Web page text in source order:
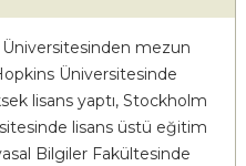
Üniversitesinden mezun
Üniversitesinde
lisans yaptı, Stockholm
lisans üstü eğitim
Bilgiler Fakültesinde